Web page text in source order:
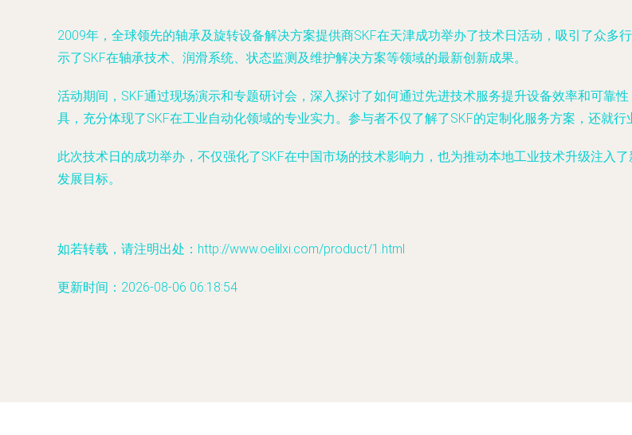
2009年，全球领先的轴承及旋转设备解决方案提供商SKF在天津成功举办了技术日活动，吸引了众多
示了SKF在轴承技术、润滑系统、状态监测及维护解决方案等领域的最新创新成果。
活动期间，SKF通过现场演示和专题研讨会，深入探讨了如何通过先进技术服务提升设备效率和可靠
具，充分体现了SKF在工业自动化领域的专业实力。参与者不仅了解了SKF的定制化服务方案，还就行
此次技术日的成功举办，不仅强化了SKF在中国市场的技术影响力，也为推动本地工业技术升级注入
发展目标。
如若转载，请注明出处：http://www.oelilxi.com/product/1.html
更新时间：2026-08-06 06:18:54